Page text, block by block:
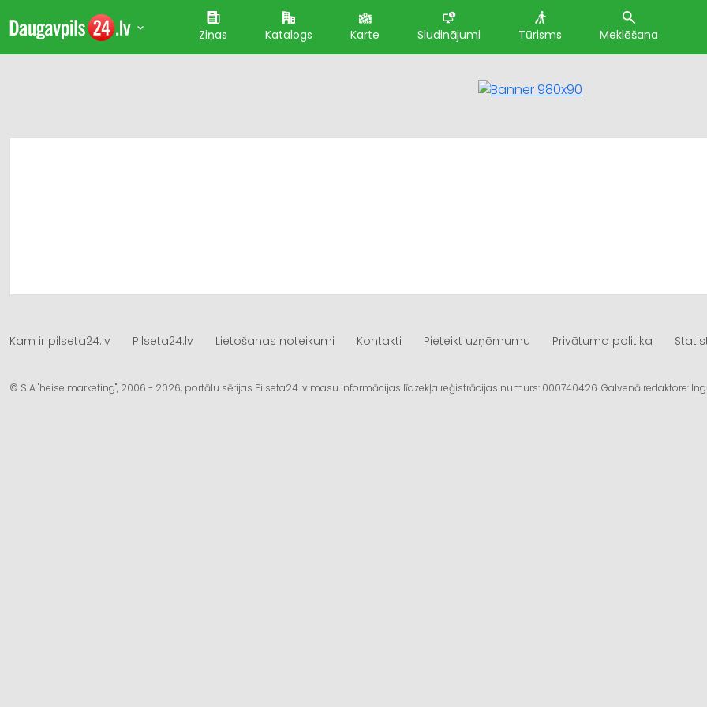
Ziņas Katalogs Karte Sludinājumi Tūrisms Meklēšana
Kam ir pilseta24.lv Pilseta24.lv Lietošanas noteikumi Kontakti Pieteikt uzņēmumu Privātuma politika
© SIA "heise marketing", 2006 - 2026, portālu sērijas Pilseta24.lv masu informācijas līdzekļa reģistrācijas numurs: 000740426. Galvenā redaktore: